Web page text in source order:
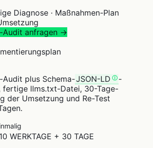
Diagnose · Maßnahmen-Plan
Audit anfragen →
Audit plus Schema-JSON-LD
-
fertige llms.txt-Datei, 30-Tage-
der Umsetzung und Re-Test
WERKTAGE + 30 TAGE